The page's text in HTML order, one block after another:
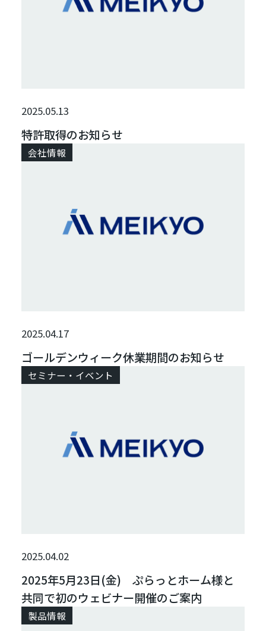
2025.05.13
特許取得のお知らせ
会社情報
2025.04.17
ゴールデンウィーク休業期間のお知らせ
セミナー・イベント
2025.04.02
2025年5月23日(金) ぷらっとホーム様と
共同で初のウェビナー開催のご案内
製品情報